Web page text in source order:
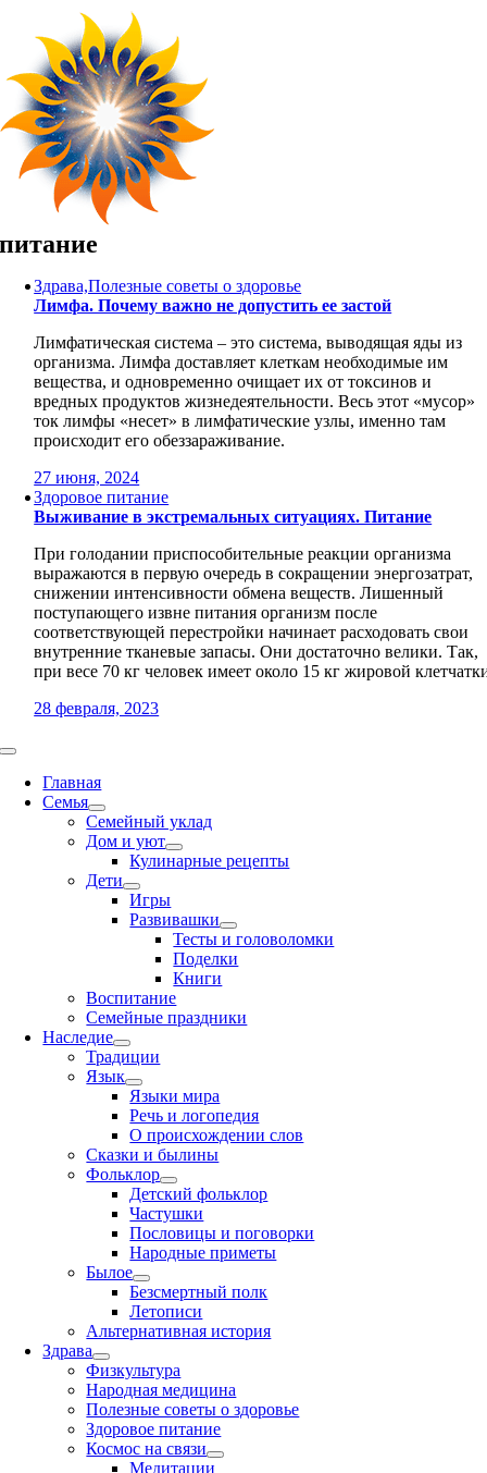
content
питание
Здрава,Полезные советы о здоровье
Лимфа. Почему важно не допустить ее застой
Лимфатическая система – это система, выводящая яды из
организма. Лимфа доставляет клеткам необходимые им
вещества, и одновременно очищает их от токсинов и
вредных продуктов жизнедеятельности. Весь этот «мусор»
ток лимфы «несет» в лимфатические узлы, именно там
происходит его обеззараживание.
27 июня, 2024
Здоровое питание
Выживание в экстремальных ситуациях. Питание
При голодании приспособительные реакции организма
выражаются в первую очередь в сокращении энергозатрат,
снижении интенсивности обмена веществ. Лишенный
поступающего извне питания организм после
соответствующей перестройки начинает расходовать свои
внутренние тканевые запасы. Они достаточно велики. Так,
при весе 70 кг человек имеет около 15 кг жировой
28 февраля, 2023
Toggle
NavigationГлавная
Семья
Семейный уклад
Дом и уют
Кулинарные рецепты
Дети
Игры
Развивашки
Тесты и головоломки
Поделки
Книги
Воспитание
Семейные праздники
Наследие
Традиции
Язык
Языки мира
Речь и логопедия
О происхождении слов
Сказки и былины
Фольклор
Детский фольклор
Частушки
Пословицы и поговорки
Народные приметы
Былое
Безсмертный полк
Летописи
Альтернативная история
Здрава
Физкультура
Народная медицина
Полезные советы о здоровье
Здоровое питание
Космос на связи
Медитации